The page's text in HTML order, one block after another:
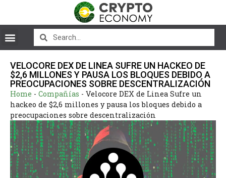
VELOCORE DEX DE LINEA SUFRE UN HACKEO DE
$2,6 MILLONES Y PAUSA LOS BLOQUES DEBIDO A
PREOCUPACIONES SOBRE DESCENTRALIZACIÓN
Home - Compañías - Velocore DEX de Linea Sufre un
hackeo de $2,6 millones y pausa los bloques debido a
preocupaciones sobre descentralización